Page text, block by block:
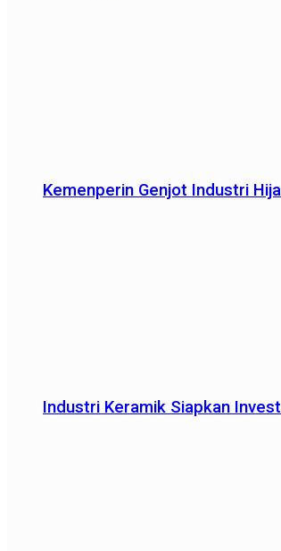
Kemenperin Genjot Industri
Industri Keramik Siapkan